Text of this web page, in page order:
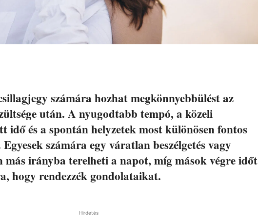
számára hozhat megkönnyebbülést az
után. A nyugodtabb tempó, a közeli
idő és a spontán helyzetek most különösen fontos
számára egy váratlan beszélgetés vagy
más irányba terelheti a napot, míg mások végre időt
hogy rendezzék gondolataikat.
Hirdetés